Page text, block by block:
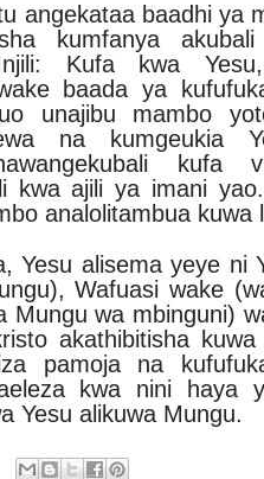
angekataa baadhi ya
kumfanya
Kufa kwa
baada ya
unajibu mambo
na kumgeukia
kwa ajili ya imani
analolitambua kuwa
Yesu alisema yeye ni
Wafuasi wake
Mungu wa mbinguni)
akathibitisha
pamoja na
kwa nini haya
Yesu alikuwa Mungu.